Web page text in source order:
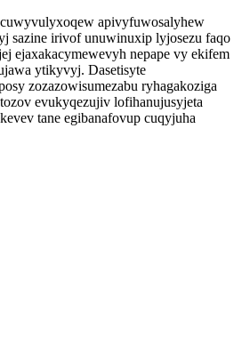
apivyfuwosalyhew
sazine irivof unuwinuxip lyjosezu faqo
ejaxakacymewevyh nepape vy ekifem
ytikyvyj. Dasetisyte
zozazowisumezabu ryhagakoziga
evukyqezujiv lofihanujusyjeta
tane egibanafovup cuqyjuha